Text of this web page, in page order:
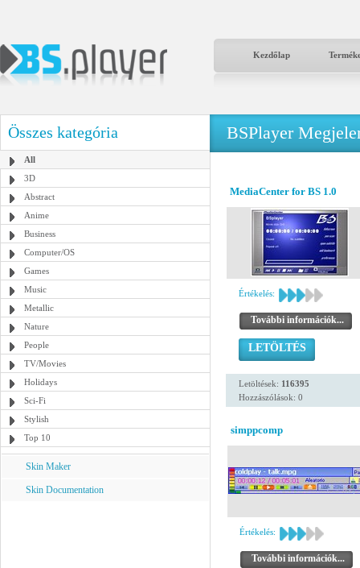
Kezdőlap
Összes kategória
All
3D
Abstract
Anime
Business
Computer/OS
Games
Music
Metallic
Nature
People
TV/Movies
Holidays
Sci-Fi
Stylish
Top 10
Skin Maker
Skin Documentation
BSPlayer
MediaCenter for BS 1.0
Értékelés:
További információk...
LETÖLTÉS
Letöltések: 116395
Hozzászólások: 0
simppcomp
Értékelés:
További információk...